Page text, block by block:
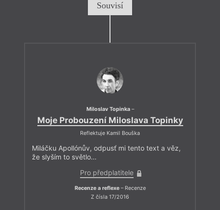
Souvisí
Miloslav Topinka–
Moje Probouzení Miloslava Topinky
Reflektuje Kamil Bouška
Miláčku Apollónův, odpusť mi tento text a věz,
že slyším to světlo…
Pro předplatitele
Recenze a reflexe– Recenze
Z čísla 17/2016